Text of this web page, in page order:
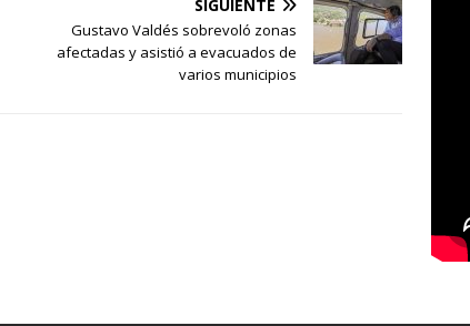
SIGUIENTE
Gustavo Valdés sobrevoló zonas
afectadas y asistió a evacuados de
varios municipios